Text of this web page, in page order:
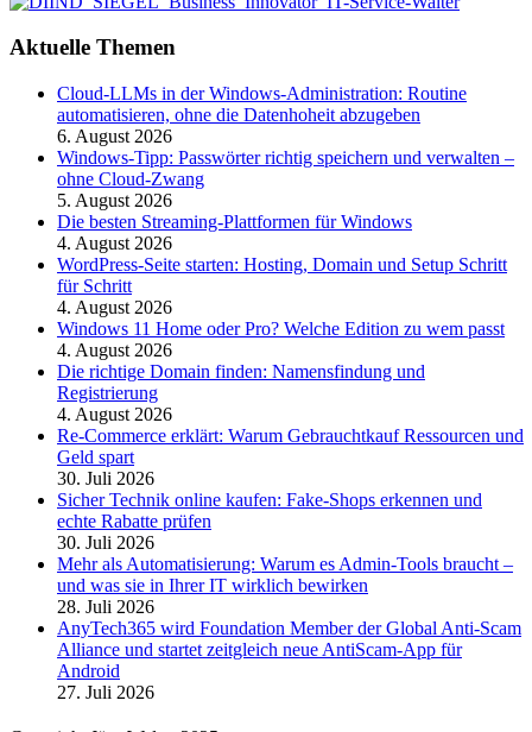
Aktuelle Themen
Cloud-LLMs in der Windows-Administration: Routine
automatisieren, ohne die Datenhoheit abzugeben
6. August 2026
Windows-Tipp: Passwörter richtig speichern und verwalten –
ohne Cloud-Zwang
5. August 2026
Die besten Streaming-Plattformen für Windows
4. August 2026
WordPress-Seite starten: Hosting, Domain und Setup Schritt
für Schritt
4. August 2026
Windows 11 Home oder Pro? Welche Edition zu wem passt
4. August 2026
Die richtige Domain finden: Namensfindung und
Registrierung
4. August 2026
Re-Commerce erklärt: Warum Gebrauchtkauf Ressourcen und
Geld spart
30. Juli 2026
Sicher Technik online kaufen: Fake-Shops erkennen und
echte Rabatte prüfen
30. Juli 2026
Mehr als Automatisierung: Warum es Admin-Tools braucht –
und was sie in Ihrer IT wirklich bewirken
28. Juli 2026
AnyTech365 wird Foundation Member der Global Anti-Scam
Alliance und startet zeitgleich neue AntiScam-App für
Android
27. Juli 2026